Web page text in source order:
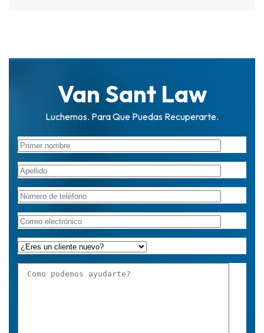
Van Sant Law
Luchemos. Para Que Puedas Recuperarte.